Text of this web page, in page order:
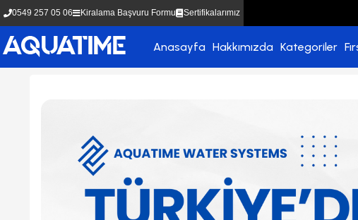
0549 257 05 06 Kiralama Başvuru Formu Sertifikalarımız
Anasayfa Hakkımızda Kategoriler
ürün